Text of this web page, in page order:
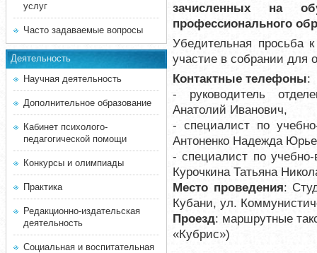
услуг
Часто задаваемые вопросы
Деятельность
Научная деятельность
Дополнительное образование
Кабинет психолого-
педагогической помощи
Конкурсы и олимпиады
Практика
Редакционно-издательская
деятельность
Социальная и воспитательная
зачисленных на
профессионального
Убедительная просьба
участие в собрании для
Контактные телефоны:
- руководитель
Анатолий Иванович,
- специалист по
Антоненко Надежда
- специалист по учебно-
Курочкина Татьяна
Место проведения:
Кубани, ул.
Проезд: маршрутные
«Кубрис»)